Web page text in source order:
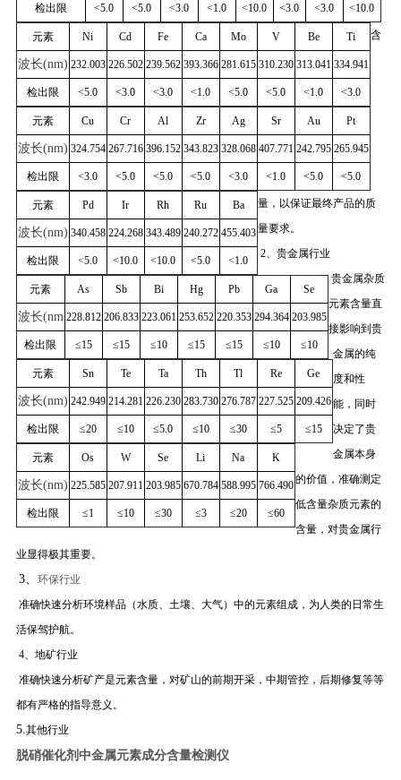
检出限 <5.0 <5.0 <3.0 <1.0 <10.0 <3.0 <3.0 <10.0
元素 Ni Cd Fe Ca Mo V Be Ti
波长(nm) 232.003 226.502 239.562 393.366 281.615 310.230 313.041 334.941
检出限 <5.0 <3.0 <3.0 <1.0 <5.0 <5.0 <1.0 <3.0
元素 Cu Cr Al Zr Ag Sr Au Pt
波长(nm) 324.754 267.716 396.152 343.823 328.068 407.771 242.795 265.945
检出限 <3.0 <5.0 <5.0 <5.0 <3.0 <1.0 <5.0 <5.0
元素 Pd Ir Rh Ru Ba
波长(nm) 340.458 224.268 343.489 240.272 455.403
检出限 <5.0 <10.0 <10.0 <5.0 <1.0
元素 As Sb Bi Hg Pb Ga Se
波长(nm 228.812 206.833 223.061 253.652 220.353 294.364 203.985
检出限 ≤15 ≤15 ≤10 ≤15 ≤15 ≤10 ≤10
元素 Sn Te Ta Th Tl Re Ge
波长(nm) 242.949 214.281 226.230 283.730 276.787 227.525 209.426
检出限 ≤20 ≤10 ≤5.0 ≤10 ≤30 ≤5 ≤15
元素 Os W Se Li Na K
波长(nm) 225.585 207.911 203.985 670.784 588.995 766.490
检出限 ≤1 ≤10 ≤30 ≤3 ≤20 ≤60
含
量，以保证最终产品的质
量要求。
2、贵金属行业
贵金属杂质
元素含量直
接影响到贵
金属的纯
度和性
能，同时
决定了贵
金属本身
的价值，准确测定
低含量杂质元素的
含量，对贵金属行
业显得极其重要。
3、 环保行业
准确快速分析环境样品（水质、土壤、大气）中的元素组成，为人类的日常生
活保驾护航。
4、地矿行业
准确快速分析矿产是元素含量，对矿山的前期开采，中期管控，后期修复等等
都有严格的指导意义。
5. 其他行业
脱硝催化剂中金属元素成分含量检测仪